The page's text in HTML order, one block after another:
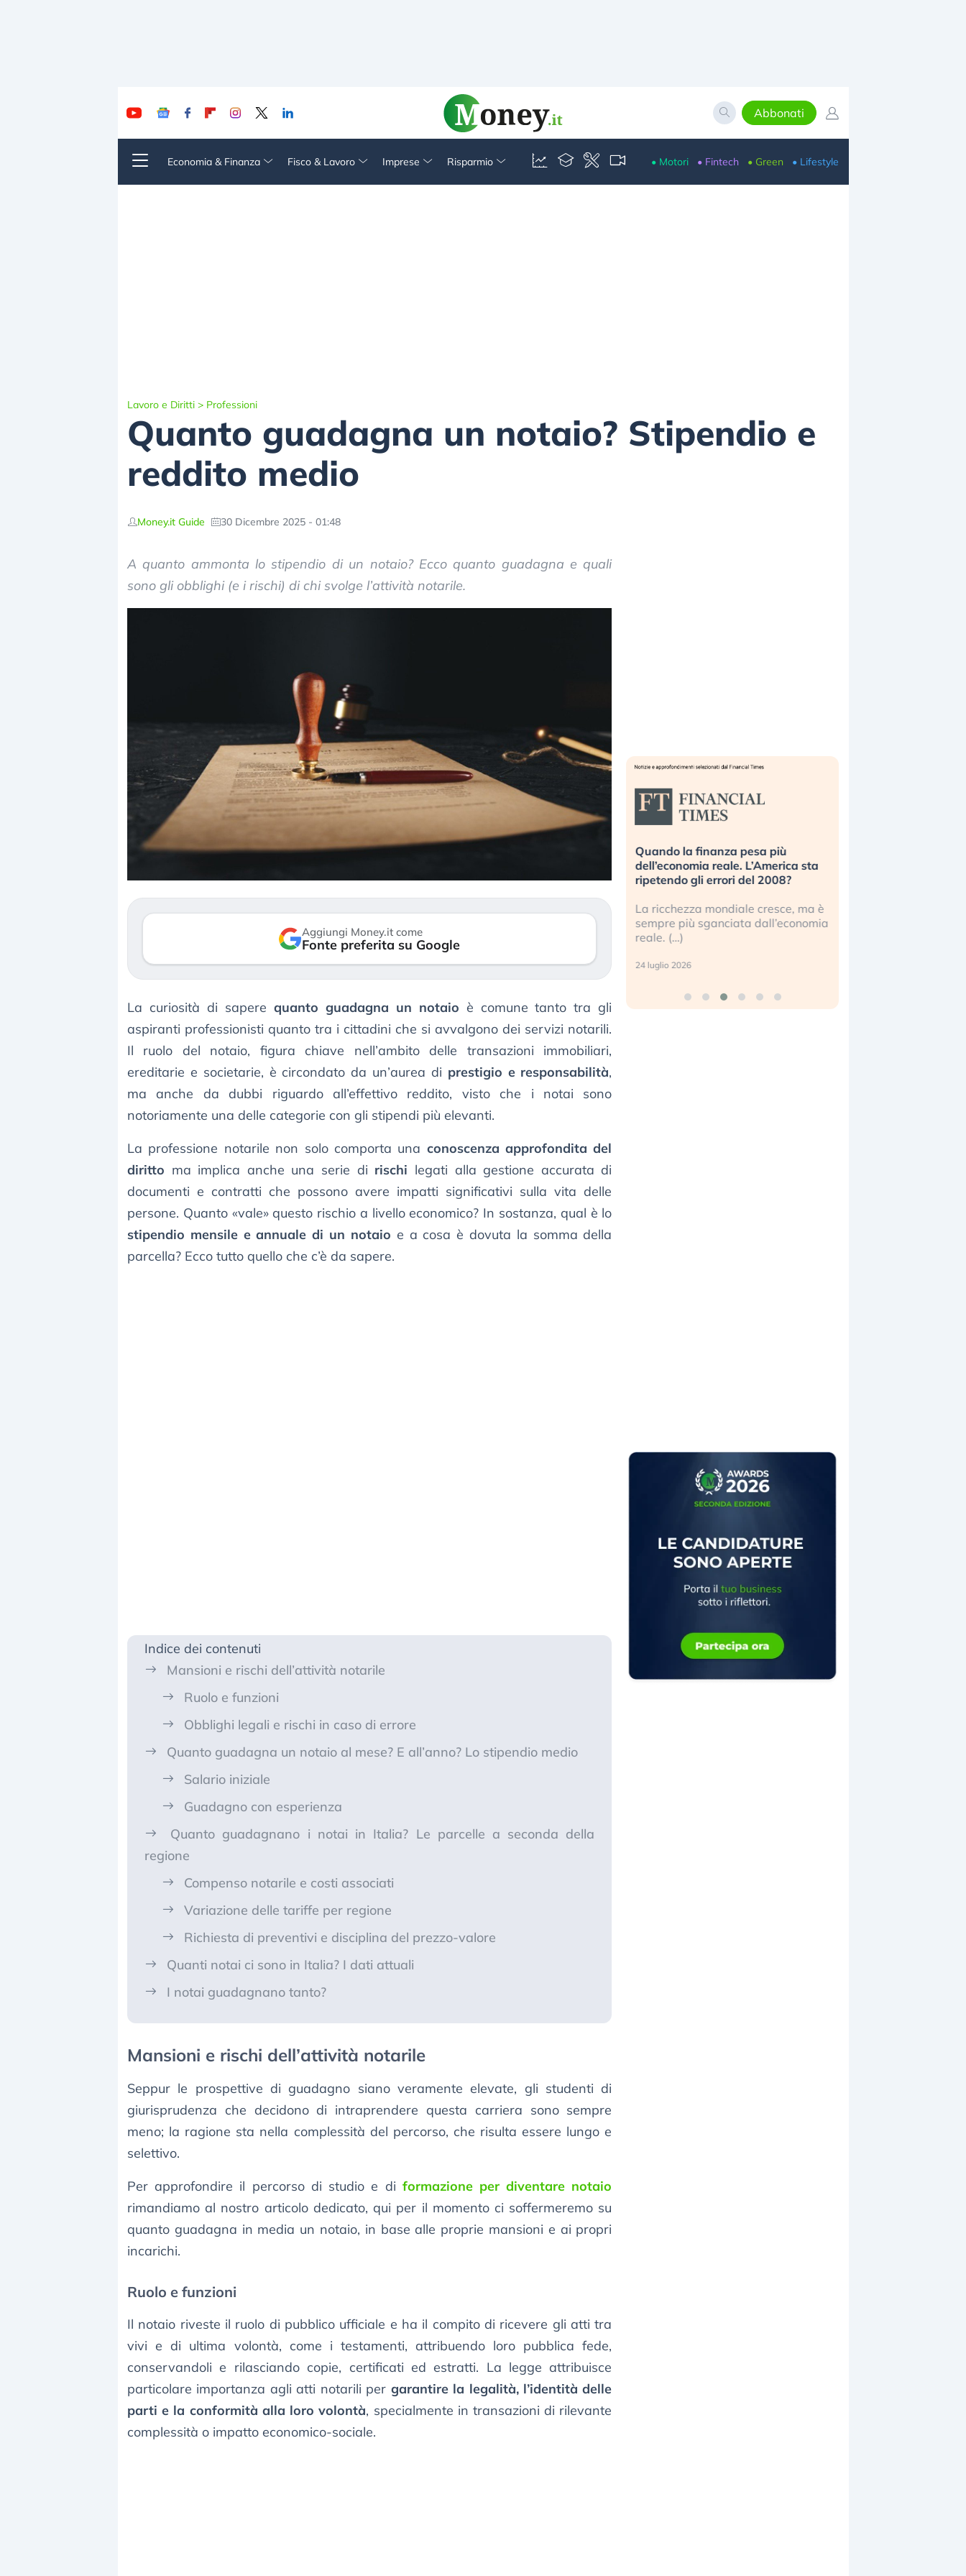
Abbonati
Economia & Finanza Fisco & Lavoro Imprese Risparmio • Motori • Fintech • Green • Lifestyle
Lavoro e Diritti > Professioni
Quanto guadagna un notaio? Stipendio e
reddito medio
Money.it Guide 30 Dicembre 2025 - 01:48
A quanto ammonta lo stipendio di un notaio? Ecco quanto guadagna e quali
sono gli obblighi (e i rischi) di chi svolge l’attività notarile.
Aggiungi Money.it come
Fonte preferita su Google
La curiosità di sapere quanto guadagna un notaio è comune tanto tra gli
aspiranti professionisti quanto tra i cittadini che si avvalgono dei servizi notarili.
Il ruolo del notaio, figura chiave nell’ambito delle transazioni immobiliari,
ereditarie e societarie, è circondato da un’aurea di prestigio e responsabilità,
ma anche da dubbi riguardo all’effettivo reddito, visto che i notai sono
notoriamente una delle categorie con gli stipendi più elevanti.
La professione notarile non solo comporta una conoscenza approfondita del
diritto ma implica anche una serie di rischi legati alla gestione accurata di
documenti e contratti che possono avere impatti significativi sulla vita delle
persone. Quanto «vale» questo rischio a livello economico? In sostanza, qual è lo
stipendio mensile e annuale di un notaio e a cosa è dovuta la somma della
parcella? Ecco tutto quello che c’è da sapere.
Indice dei contenuti
Mansioni e rischi dell’attività notarile
Ruolo e funzioni
Obblighi legali e rischi in caso di errore
Quanto guadagna un notaio al mese? E all’anno? Lo stipendio medio
Salario iniziale
Guadagno con esperienza
Quanto guadagnano i notai in Italia? Le parcelle a seconda della
regione
Compenso notarile e costi associati
Variazione delle tariffe per regione
Richiesta di preventivi e disciplina del prezzo-valore
Quanti notai ci sono in Italia? I dati attuali
I notai guadagnano tanto?
Mansioni e rischi dell’attività notarile
Seppur le prospettive di guadagno siano veramente elevate, gli studenti di
giurisprudenza che decidono di intraprendere questa carriera sono sempre
meno; la ragione sta nella complessità del percorso, che risulta essere lungo e
selettivo.
Per approfondire il percorso di studio e di formazione per diventare notaio
rimandiamo al nostro articolo dedicato, qui per il momento ci soffermeremo su
quanto guadagna in media un notaio, in base alle proprie mansioni e ai propri
incarichi.
Ruolo e funzioni
Il notaio riveste il ruolo di pubblico ufficiale e ha il compito di ricevere gli atti tra
vivi e di ultima volontà, come i testamenti, attribuendo loro pubblica fede,
conservandoli e rilasciando copie, certificati ed estratti. La legge attribuisce
particolare importanza agli atti notarili per garantire la legalità, l’identità delle
parti e la conformità alla loro volontà, specialmente in transazioni di rilevante
complessità o impatto economico-sociale.
Dalle valutazioni estreme alla
repricing degli asset?
3 agosto 2026
della bolla AI
Kospi, mentre gli investitori retail (…)
30 luglio 2026
Quando la finanza pesa più
dell’economia reale. L’America sta
ripetendo gli errori del 2008?
La ricchezza mondiale cresce, ma è
sempre più sganciata dall’economia
reale. (…)
24 luglio 2026